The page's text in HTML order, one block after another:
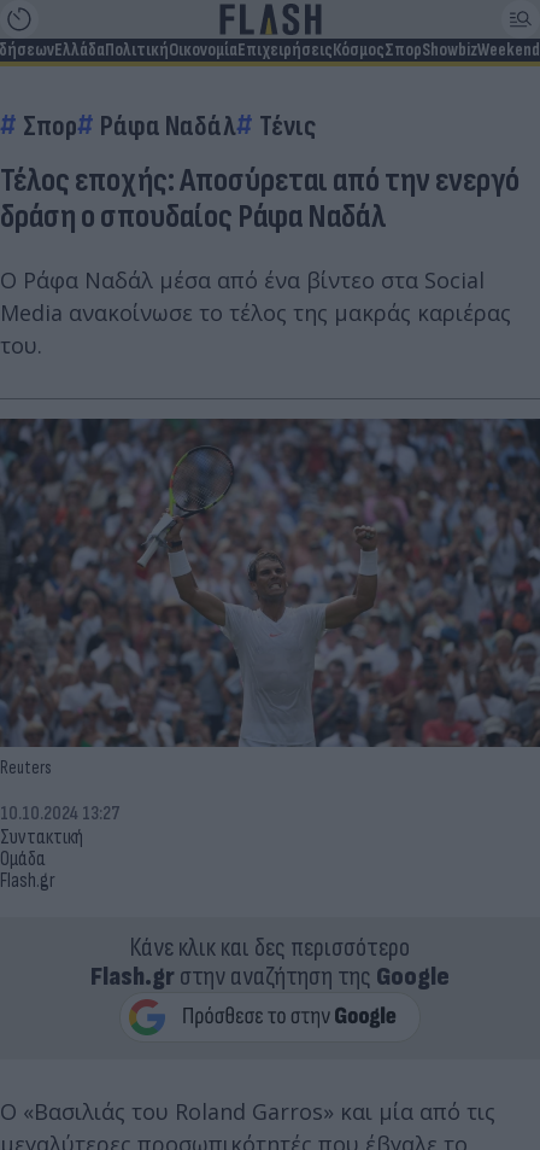
ΕλλάδαΠολιτικήΟικονομίαΕπιχειρήσειςΚόσμοςΣπορShowbizWeekend
Σπορ Ράφα Ναδάλ Τένις
Τέλος εποχής: Αποσύρεται από την ενεργό
δράση ο σπουδαίος Ράφα Ναδάλ
Ο Ράφα Ναδάλ μέσα από ένα βίντεο στα Social
Media ανακοίνωσε το τέλος της μακράς καριέρας
του.
Reuters
Συντακτική
Ομάδα
Flash.gr
10.10.2024 13:27
Κάνε κλικ και δες περισσότερο
Flash.grστην αναζήτηση της Google
Ο «Βασιλιάς του Roland Garros» και μία από τις
μεγαλύτερες προσωπικότητές που έβγαλε το